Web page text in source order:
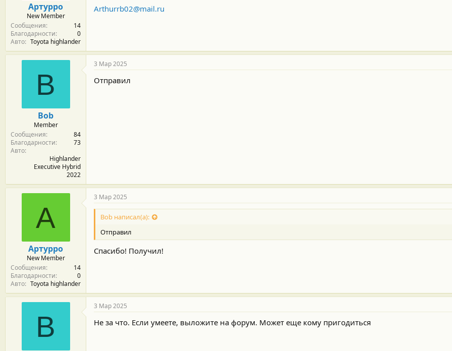
Артурро
New Member
Сообщения
14
Благодарности
0
Авто
Toyota highlander
Arthurrb02@mail.ru
B
Bob
Member
Сообщения
84
Благодарности
73
Авто
Highlander
Executive Hybrid
2022
3 Мар 2025
Отправил
А
Артурро
New Member
Сообщения
14
Благодарности
0
Авто
Toyota highlander
3 Мар 2025
Bob написал(а):
Отправил
Спасибо! Получил!
B
3 Мар 2025
Не за что. Если умеете, выложите на форум. Может еще кому пригодиться